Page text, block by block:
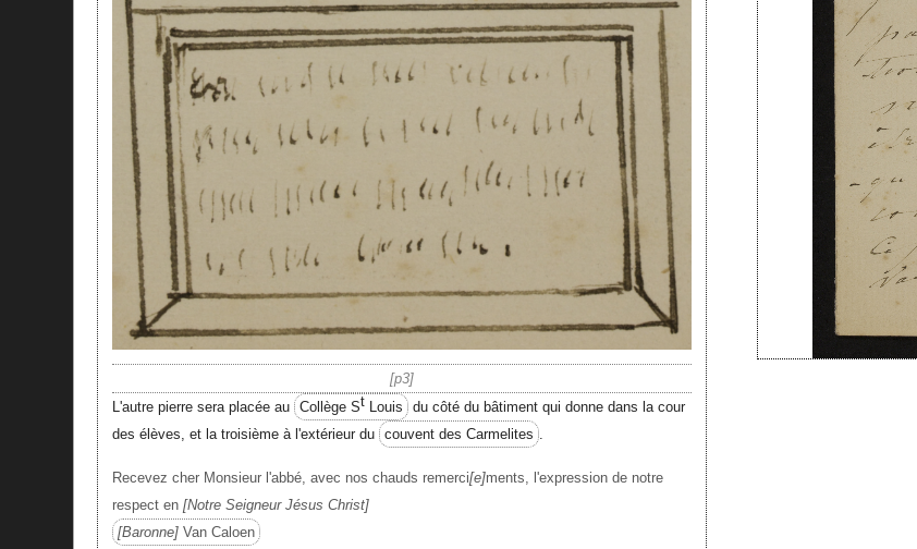
p3
L'autre pierre sera placée au Collège StLouis du côté du bâtiment qui donne dans la cour
des élèves, et la troisième à l'extérieur du couvent des Carmelites .
Recevez cher Monsieur l'abbé, avec nos chauds remerci e ments, l'expression de notre
respect en Notre Seigneur Jésus Christ
Baronne Van Caloen